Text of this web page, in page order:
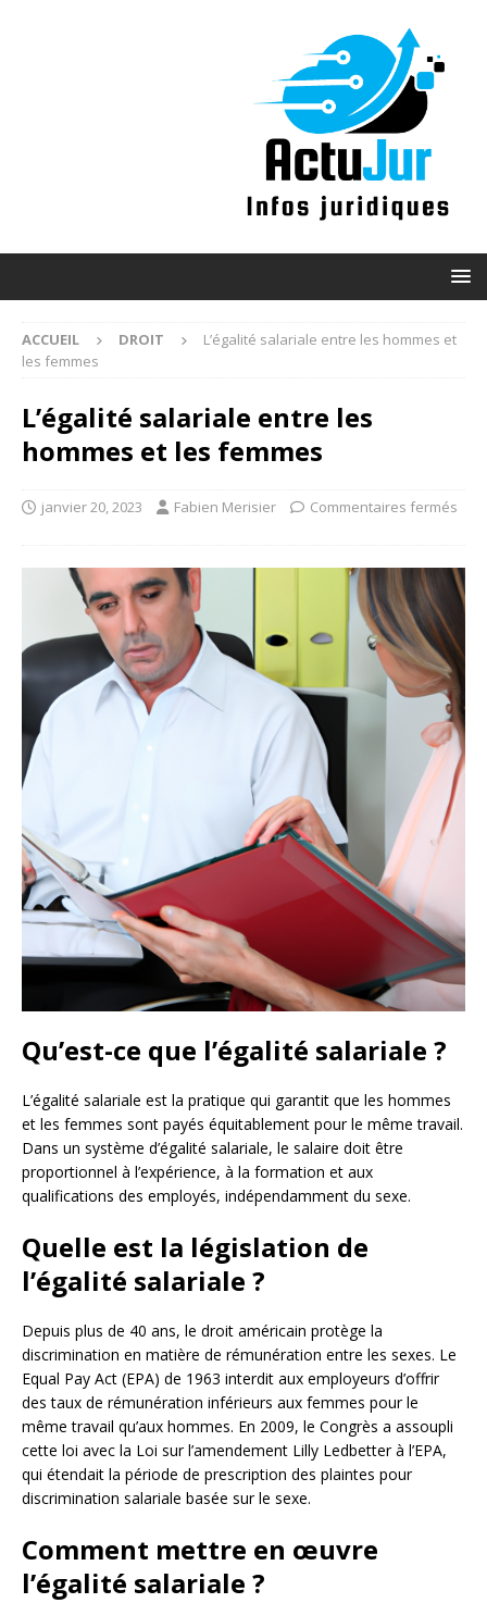
ACCUEIL DROIT
L’égalité salariale entre les hommes et
les femmes
L’égalité salariale entre les
hommes et les femmes
janvier 20, 2023 Fabien Merisier Commentaires fermés
Qu’est-ce que l’égalité salariale ?
L’égalité salariale est la pratique qui garantit que les hommes
et les femmes sont payés équitablement pour le même travail.
Dans un système d’égalité salariale, le salaire doit être
proportionnel à l’expérience, à la formation et aux
qualifications des employés, indépendamment du sexe.
Quelle est la législation de
l’égalité salariale ?
Depuis plus de 40 ans, le droit américain protège la
discrimination en matière de rémunération entre les sexes. Le
Equal Pay Act (EPA) de 1963 interdit aux employeurs d’offrir
des taux de rémunération inférieurs aux femmes pour le
même travail qu’aux hommes. En 2009, le Congrès a assoupli
cette loi avec la Loi sur l’amendement Lilly Ledbetter à l’EPA,
qui étendait la période de prescription des plaintes pour
discrimination salariale basée sur le sexe.
Comment mettre en œuvre
l’égalité salariale ?